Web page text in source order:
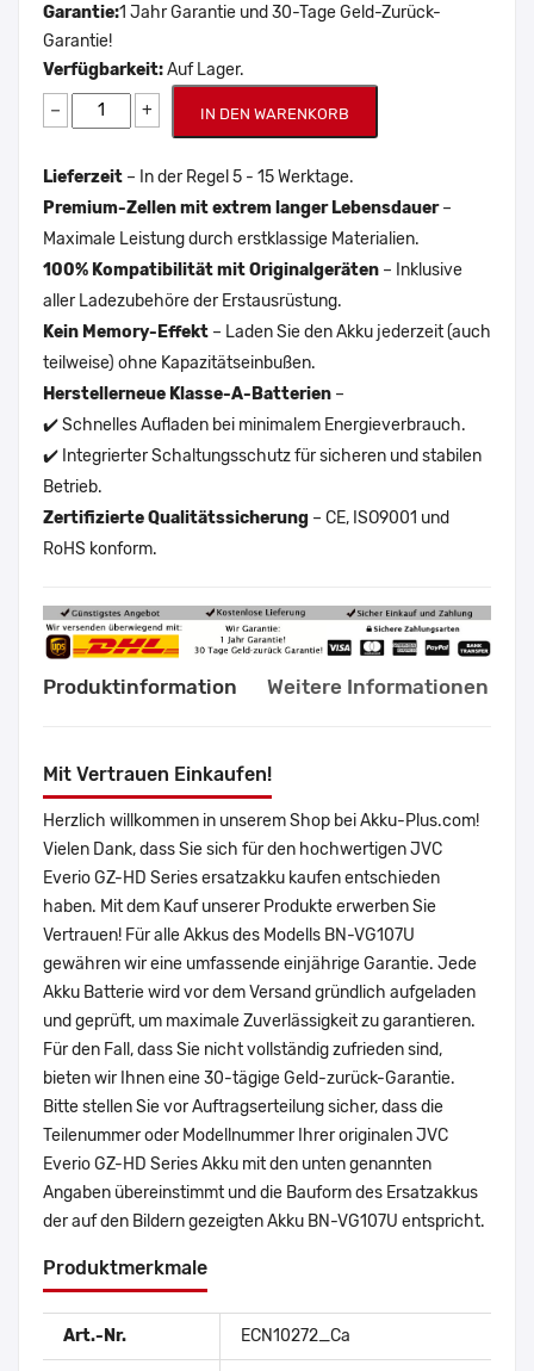
Garantie:1 Jahr Garantie und 30-Tage Geld-Zurück-
Garantie!
Verfügbarkeit:Auf Lager.
− + IN DEN WARENKORB
Lieferzeit – In der Regel 5 - 15 Werktage.
Premium-Zellen mit extrem langer Lebensdauer–
Maximale Leistung durch erstklassige Materialien.
100% Kompatibilität mit Originalgeräten – Inklusive
aller Ladezubehöre der Erstausrüstung.
Kein Memory-Effekt – Laden Sie den Akku jederzeit (auch
teilweise) ohne Kapazitätseinbußen.
Herstellerneue Klasse-A-Batterien –
✔️ Schnelles Aufladen bei minimalem Energieverbrauch.
✔️ Integrierter Schaltungsschutz für sicheren und stabilen
Betrieb.
Zertifizierte Qualitätssicherung – CE, ISO9001 und
RoHS konform.
Produktinformation Weitere Informationen
Mit Vertrauen Einkaufen!
Herzlich willkommen in unserem Shop bei Akku-Plus.com!
Vielen Dank, dass Sie sich für den hochwertigen JVC
Everio GZ-HD Series ersatzakku kaufen entschieden
haben. Mit dem Kauf unserer Produkte erwerben Sie
Vertrauen! Für alle Akkus des Modells BN-VG107U
gewähren wir eine umfassende einjährige Garantie. Jede
Akku Batterie wird vor dem Versand gründlich aufgeladen
und geprüft, um maximale Zuverlässigkeit zu garantieren.
Für den Fall, dass Sie nicht vollständig zufrieden sind,
bieten wir Ihnen eine 30-tägige Geld-zurück-Garantie.
Bitte stellen Sie vor Auftragserteilung sicher, dass die
Teilenummer oder Modellnummer Ihrer originalen JVC
Everio GZ-HD Series Akku mit den unten genannten
Angaben übereinstimmt und die Bauform des Ersatzakkus
der auf den Bildern gezeigten Akku BN-VG107U entspricht.
Produktmerkmale
Art.-Nr. ECN10272_Ca